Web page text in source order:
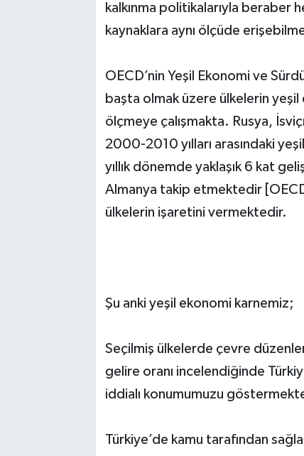
kalkınma politikalarıyla beraber
kaynaklara aynı ölçüde
OECD’nin Yeşil Ekonomi ve
başta olmak üzere ülkelerin
ölçmeye çalışmakta. Rusya,
2000-2010 yılları arasındaki
yıllık dönemde yaklaşık 6 kat
Almanya takip etmektedir
ülkelerin işaretini vermektedir.
Şu anki yeşil ekonomi karnemiz;
Seçilmiş ülkelerde çevre
gelire oranı incelendiğinde
iddialı konumumuzu
Türkiye’de kamu tarafından